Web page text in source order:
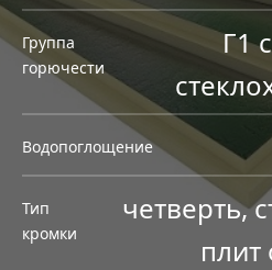
Группа
горючести
Г1
Водопоглощение
Тип
кромки
четверть,
плит